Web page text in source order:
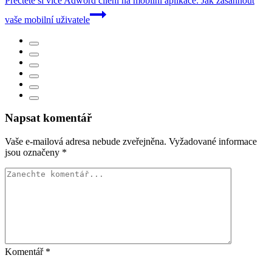
vaše mobilní uživatele
Napsat komentář
Vaše e-mailová adresa nebude zveřejněna. Vyžadované informace
jsou označeny *
Komentář *